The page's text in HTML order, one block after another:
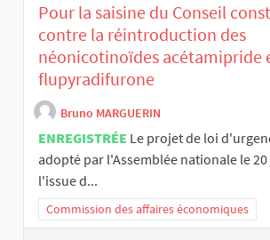
Pour la saisine du Conseil
contre la réintroduction des
néonicotinoïdes acétamipride
flupyradifurone
Bruno MARGUERIN
ENREGISTRÉE Le projet de loi
adopté par l'Assemblée nationale le
l'issue d...
Commission des affaires économiques